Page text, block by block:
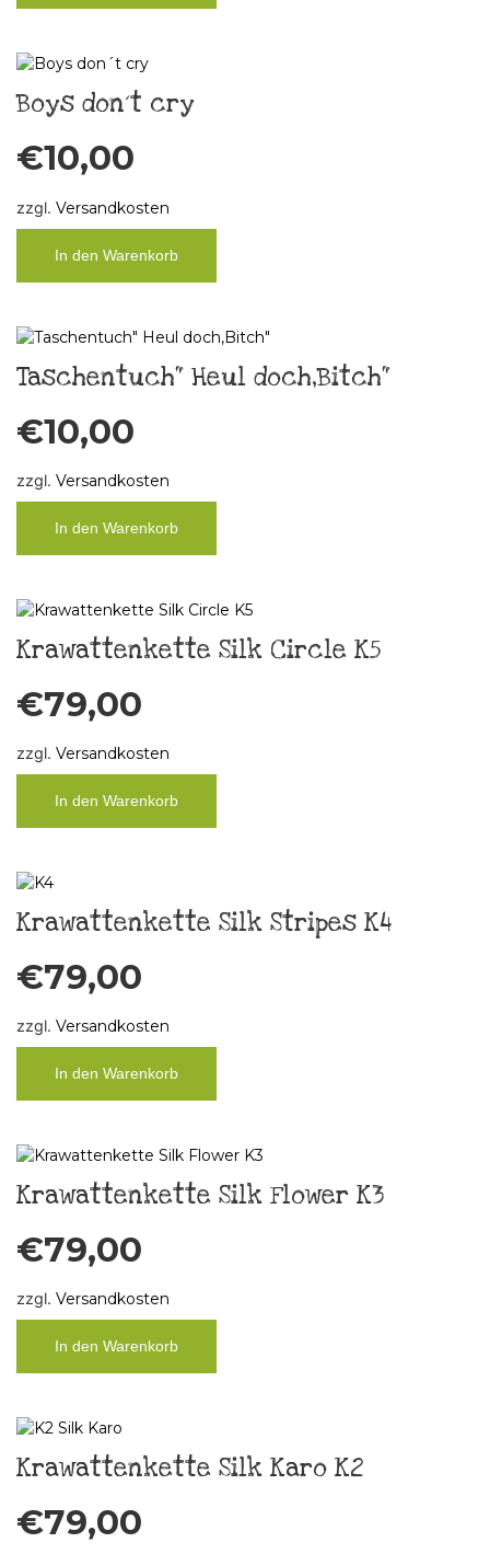
Boys don´t cry
€10,00
zzgl. Versandkosten
In den Warenkorb
Taschentuch“ Heul doch,Bitch“
€10,00
zzgl. Versandkosten
In den Warenkorb
Krawattenkette Silk Circle K5
€79,00
zzgl. Versandkosten
In den Warenkorb
Krawattenkette Silk Stripes K4
€79,00
zzgl. Versandkosten
In den Warenkorb
Krawattenkette Silk Flower K3
€79,00
zzgl. Versandkosten
In den Warenkorb
Krawattenkette Silk Karo K2
€79,00